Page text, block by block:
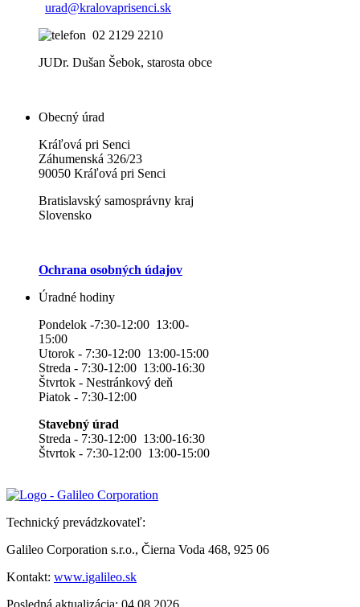
urad@kralovaprisenci.sk
02 2129 2210
JUDr. Dušan Šebok, starosta obce
Obecný úrad
Kráľová pri Senci
Záhumenská 326/23
90050 Kráľová pri Senci
Bratislavský samosprávny kraj
Slovensko
Ochrana osobných údajov
Úradné hodiny
Pondelok -7:30-12:00 13:00-
15:00
Utorok - 7:30-12:00 13:00-15:00
Streda - 7:30-12:00 13:00-16:30
Štvrtok - Nestránkový deň
Piatok - 7:30-12:00
Stavebný úrad
Streda - 7:30-12:00 13:00-16:30
Štvrtok - 7:30-12:00 13:00-15:00
Technický prevádzkovateľ:
Galileo Corporation s.r.o., Čierna Voda 468, 925 06
Kontakt: www.igalileo.sk